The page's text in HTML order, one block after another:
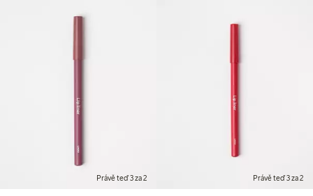
Právě teď 3 za 2 Právě teď 3 za 2